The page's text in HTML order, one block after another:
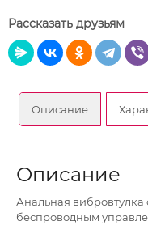
Рассказать друзьям
Описание
Описание
Анальная
беспроводным